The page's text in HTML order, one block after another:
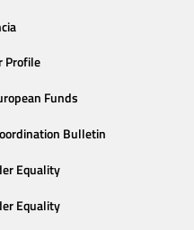
Profile
Funds
Bulletin
Equality
Equality